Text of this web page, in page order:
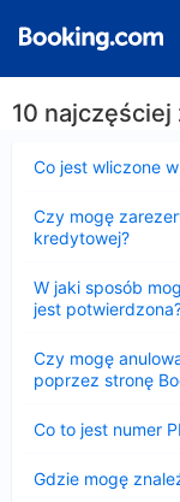
10
Co jest wliczone
Czy mogę
kredytowej?
W jaki sposób
jest
Czy mogę
poprzez stronę
Co to jest numer
Gdzie mogę